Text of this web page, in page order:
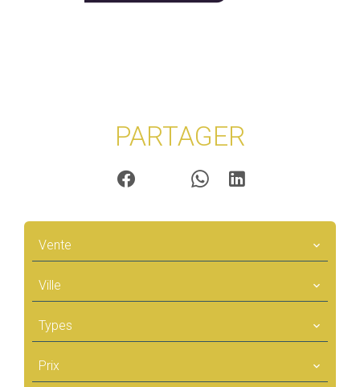
PARTAGER
Vente
Ville
Types
Prix